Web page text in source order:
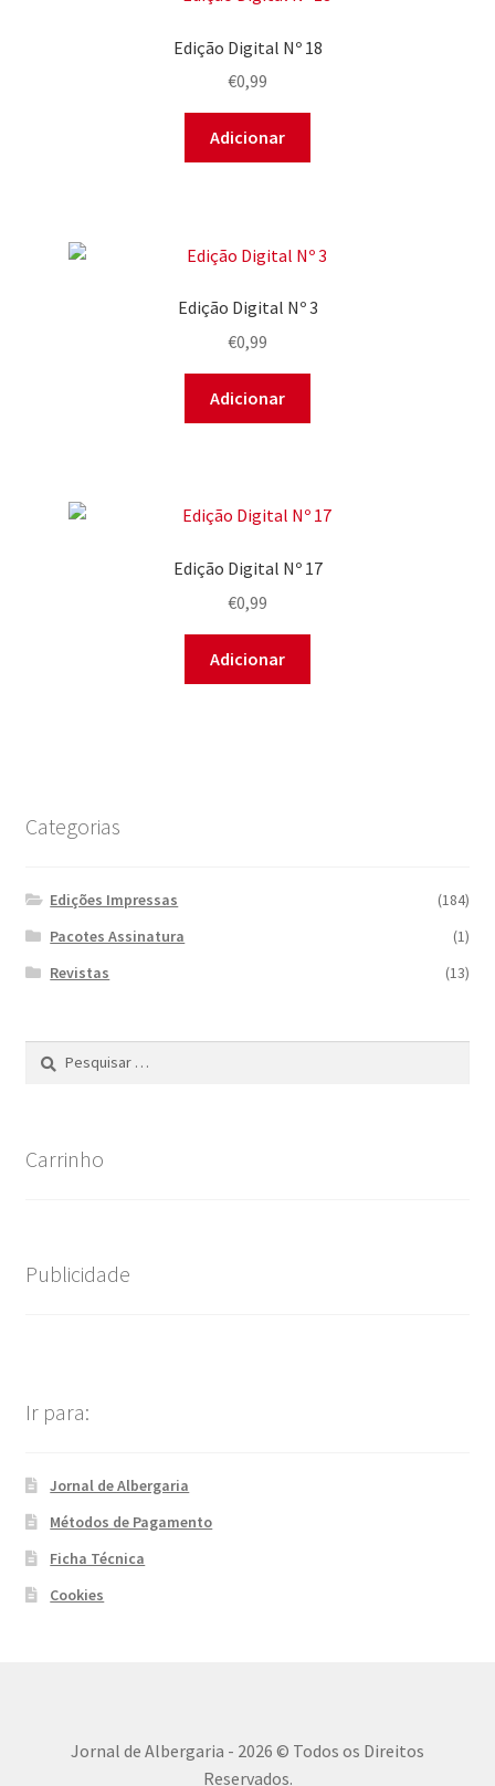
Edição Digital Nº 18
€0,99
Adicionar
Edição Digital Nº 3
€0,99
Adicionar
Edição Digital Nº 17
€0,99
Adicionar
Categorias
Edições Impressas
(184)
Pacotes Assinatura
(1)
Revistas
(13)
Carrinho
Publicidade
Ir para:
Jornal de Albergaria
Métodos de Pagamento
Ficha Técnica
Cookies
Jornal de Albergaria - 2026 © Todos os Direitos
Reservados.